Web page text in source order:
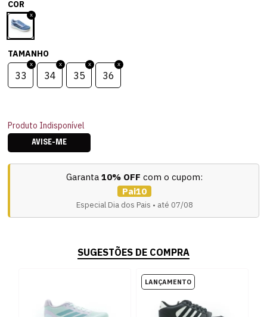
COR
TAMANHO
33 34 35 36
Produto Indisponível
AVISE-ME
Garanta 10% OFF com o cupom:
Pai10
Especial Dia dos Pais • até 07/08
SUGESTÕES DE COMPRA